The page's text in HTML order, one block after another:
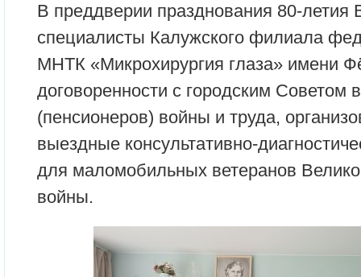
В преддверии празднования 80-
специалисты Калужского филиала
МНТК «Микрохирургия глаза» имени
договоренности с городским Советом
(пенсионеров) войны и труда,
выездные консультативно-
для маломобильных ветеранов
войны.